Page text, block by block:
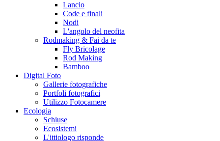
Lancio
Code e finali
Nodi
L'angolo del neofita
Rodmaking & Fai da te
Fly Bricolage
Rod Making
Bamboo
Digital Foto
Gallerie fotografiche
Portfoli fotografici
Utilizzo Fotocamere
Ecologia
Schiuse
Ecosistemi
L'ittiologo risponde